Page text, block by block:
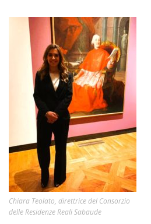
Chiara Teolato, direttrice del Consorzio
delle Residenze Reali Sabaude